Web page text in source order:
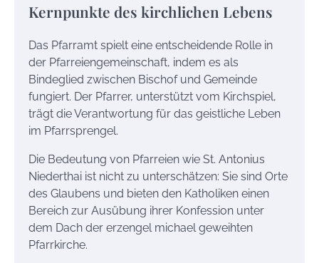
Kernpunkte des kirchlichen Lebens
Das Pfarramt spielt eine entscheidende Rolle in
der Pfarreiengemeinschaft, indem es als
Bindeglied zwischen Bischof und Gemeinde
fungiert. Der Pfarrer, unterstützt vom Kirchspiel,
trägt die Verantwortung für das geistliche Leben
im Pfarrsprengel.
Die Bedeutung von Pfarreien wie St. Antonius
Niederthai ist nicht zu unterschätzen: Sie sind Orte
des Glaubens und bieten den Katholiken einen
Bereich zur Ausübung ihrer Konfession unter
dem Dach der erzengel michael geweihten
Pfarrkirche.